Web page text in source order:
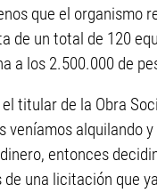
que el organismo
de un total de 120
a los 2.500.000 de
titular de la Obra
veníamos alquilando
entonces
una licitación que